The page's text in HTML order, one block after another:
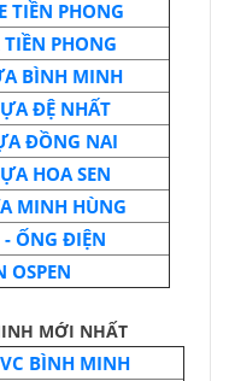
TIỀN PHONG
PHONG
BÌNH MINH
ĐỆ NHẤT
ĐỒNG NAI
HOA SEN
MINH HÙNG
ỐNG ĐIỆN
OSPEN
MỚI NHẤT
BÌNH MINH